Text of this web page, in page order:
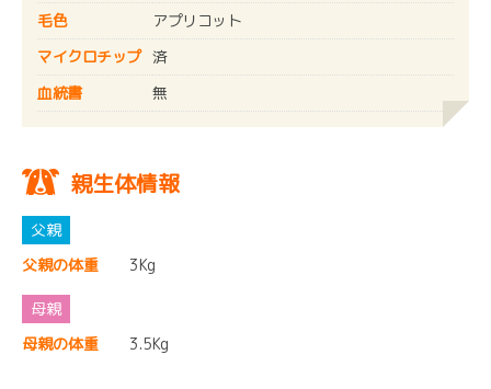
毛色
アプリコット
マイクロチップ 済
血統書
無
親生体情報
父親の体重 3Kg
母親の体重 3.5Kg